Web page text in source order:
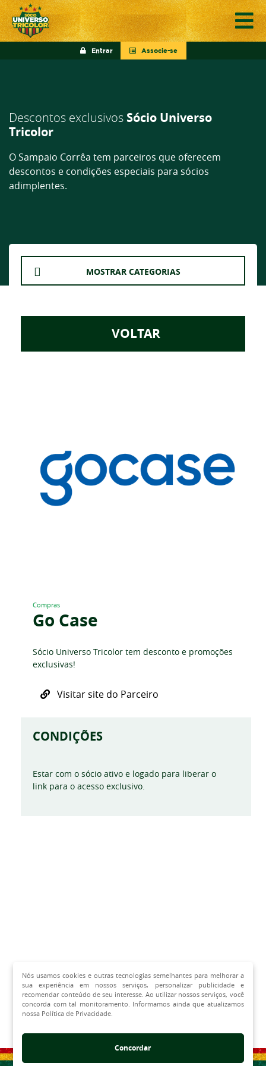
Nós usamos cookies e outras tecnologias semelhantes para melhorar a
sua experiência em nossos serviços, personalizar publicidade e
recomendar conteúdo de seu interesse. Ao utilizar nossos serviços, você
concorda com tal monitoramento. Informamos ainda que atualizamos
nossa Política de Privacidade.
Concordar
Entrar Associe-se
Descontos exclusivos Sócio Universo
Tricolor
O Sampaio Corrêa tem parceiros que oferecem
descontos e condições especiais para sócios
adimplentes.
MOSTRAR CATEGORIAS
VOLTAR
Compras
Go Case
Sócio Universo Tricolor tem desconto e promoções
exclusivas!
Visitar site do Parceiro
CONDIÇÕES
Estar com o sócio ativo e logado para liberar o
link para o acesso exclusivo.